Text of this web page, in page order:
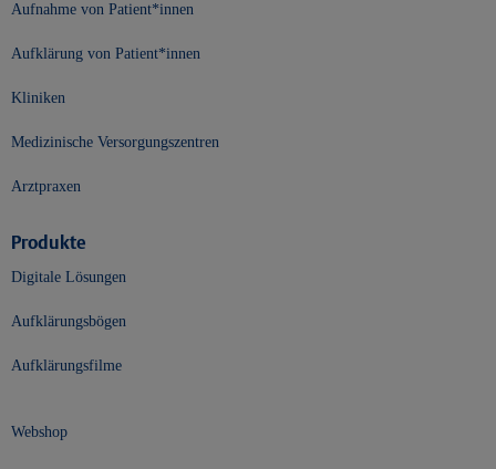
Aufnahme von Patient*innen
Aufklärung von Patient*innen
Kliniken
Medizinische Versorgungszentren
Arztpraxen
Produkte
Digitale Lösungen
Aufklärungsbögen
Aufklärungsfilme
Webshop